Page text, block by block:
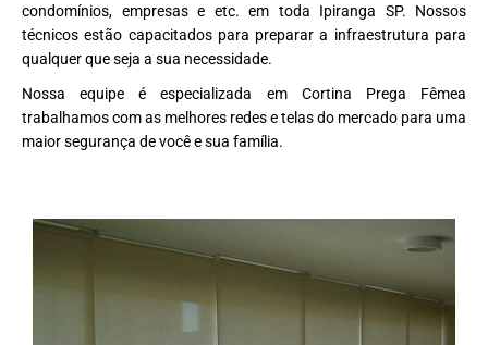
condomínios, empresas e etc. em toda Ipiranga SP. Nossos
técnicos estão capacitados para preparar a infraestrutura para
qualquer que seja a sua necessidade.
Nossa equipe é especializada em Cortina Prega Fêmea
trabalhamos com as melhores redes e telas do mercado para uma
maior segurança de você e sua família.